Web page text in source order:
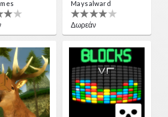
Maysalward
Δωρεάν